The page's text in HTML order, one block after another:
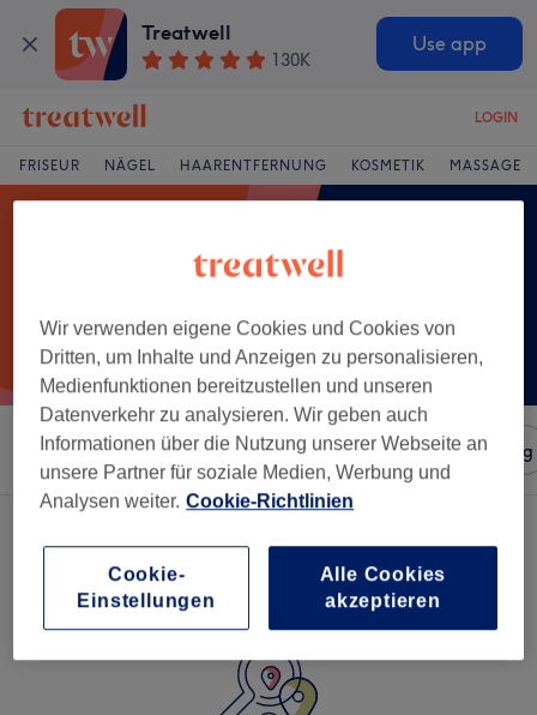
Treatwell
130K
Use app
LOGIN
FRISEUR NÄGEL HAARENTFERNUNG KOSMETIK MASSAGE
Sortieren nach Salons Expressangebote Bewertung
Wir verwenden eigene Cookies und Cookies von
Dritten, um Inhalte und Anzeigen zu personalisieren,
Medienfunktionen bereitzustellen und unseren
Datenverkehr zu analysieren. Wir geben auch
Informationen über die Nutzung unserer Webseite an
unsere Partner für soziale Medien, Werbung und
Analysen weiter. Cookie-Richtlinien
Cookie-
Einstellungen
Alle Cookies
akzeptieren